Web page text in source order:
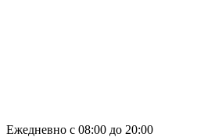
Ежедневно с 08:00 до 20:00